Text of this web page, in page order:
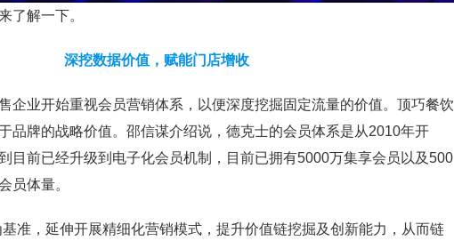
了解一下。
深挖数据价值，赋能门店增收
企业开始重视会员营销体系，以便深度挖掘固定流量的价值。顶巧餐饮
品牌的战略价值。邵信谋介绍说，德克士的会员体系是从2010年开
目前已经升级到电子化会员机制，目前已拥有5000万集享会员以及500
员体量。
准，延伸开展精细化营销模式，提升价值链挖掘及创新能力，从而链